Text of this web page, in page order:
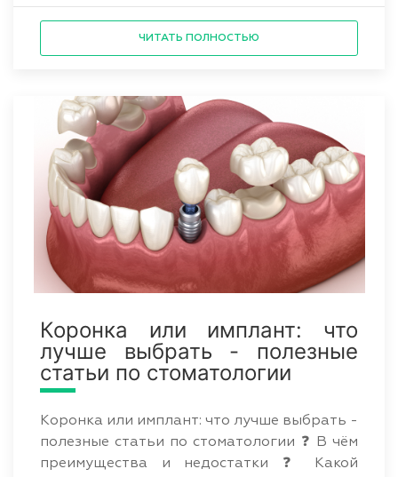
ЧИТАТЬ ПОЛНОСТЬЮ
Коронка или имплант: что
лучше выбрать - полезные
статьи по стоматологии
Коронка или имплант: что лучше выбрать -
полезные статьи по стоматологии ❓ В чём
преимущества и недостатки ❓ Какой